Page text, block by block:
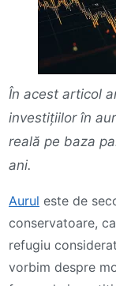
În acest articol
investițiilor în
reală pe baza
ani.
Aurul este de
conservatoare,
refugiu
vorbim despre